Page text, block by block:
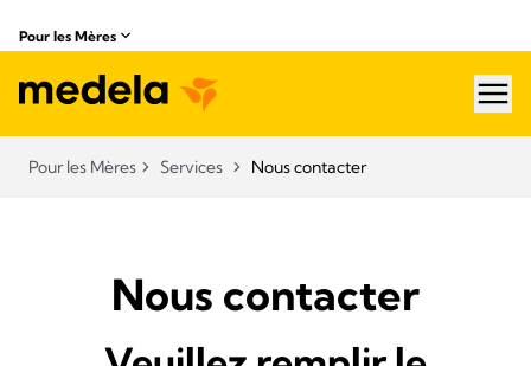
Pour les Mères
Pour les Mères Services Nous contacter
Nous contacter